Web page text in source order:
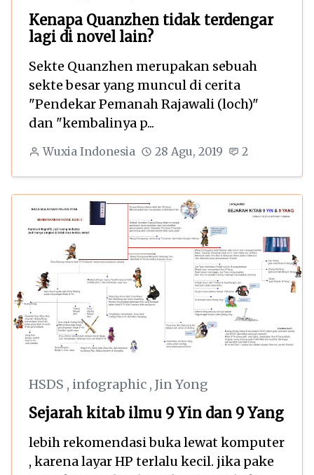
Kenapa Quanzhen tidak terdengar
lagi di novel lain?
Sekte Quanzhen merupakan sebuah
sekte besar yang muncul di cerita
"Pendekar Pemanah Rajawali (loch)"
dan "kembalinya p...
Wuxia Indonesia 28 Agu, 2019 2
HSDS , infographic , Jin Yong
Sejarah kitab ilmu 9 Yin dan 9 Yang
lebih rekomendasi buka lewat komputer
, karena layar HP terlalu kecil. jika pake